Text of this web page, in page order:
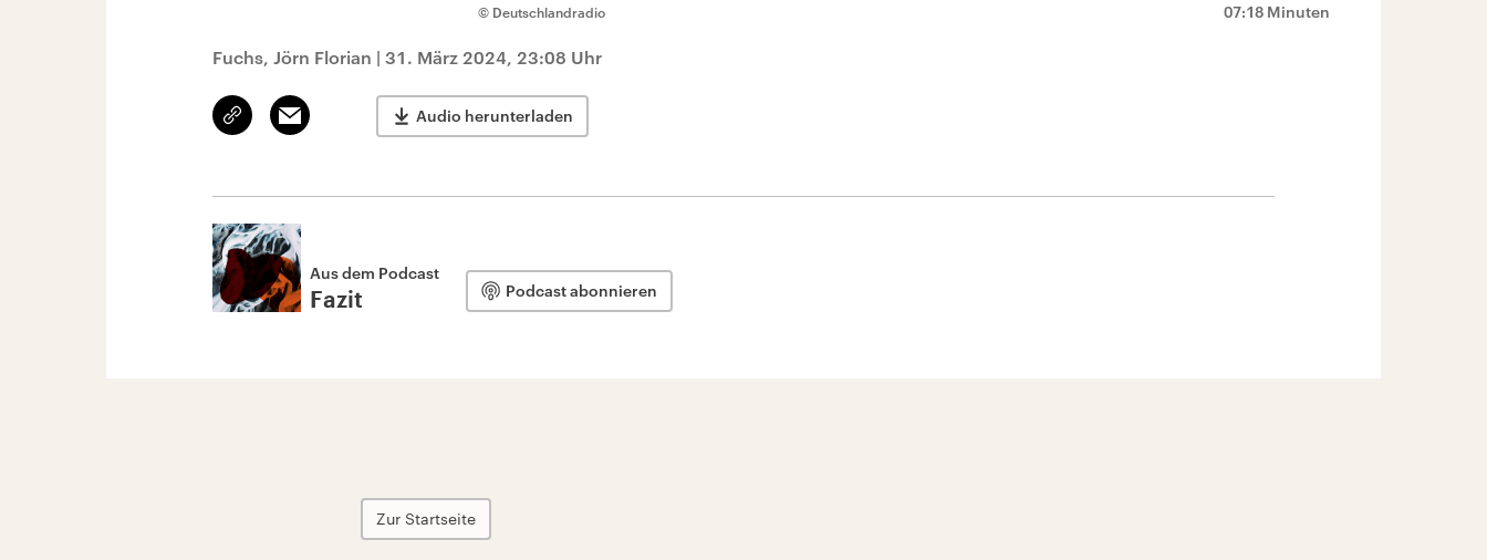
07:18 Minuten
© Deutschlandradio
Fuchs, Jörn Florian | 31. März 2024, 23:08 Uhr
Link
kopieren/teilen
Email Audio herunterladen
Aus dem Podcast
Fazit Podcast abonnieren
Zur Startseite